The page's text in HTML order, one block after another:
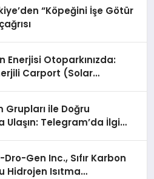
“Köpeğini İşe Götür
Enerjisi Otoparkınızda:
Carport (Solar
Grupları ile Doğru
Ulaşın: Telegram’da İlgi
Gen Inc., Sıfır Karbon
Hidrojen Isıtma